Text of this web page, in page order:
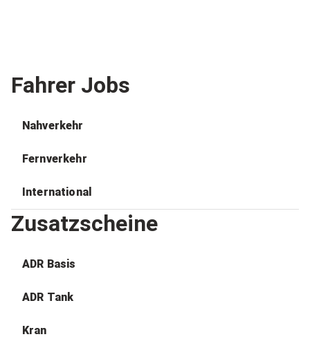
Fahrer Jobs
Nahverkehr
Fernverkehr
International
Zusatzscheine
ADR Basis
ADR Tank
Kran